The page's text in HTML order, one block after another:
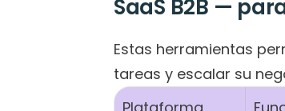
SaaS B2B —
Estas herramientas
tareas y escalar su